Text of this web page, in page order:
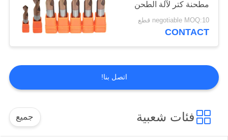
مطحنة كتر لآلة الطحن
باستخدام الحاسب الآلي
negotiable MOQ:10 قطع
CONTACT
اتصل بنا!
فئات شعبية جميع